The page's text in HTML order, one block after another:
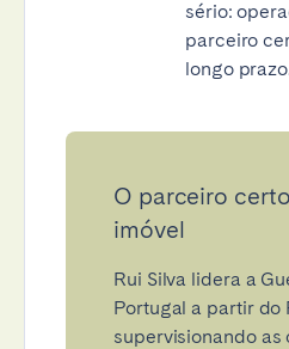
sério:
parceiro
longo
O parceiro
imóvel
Rui Silva lidera a
Portugal a partir do
supervisionando as